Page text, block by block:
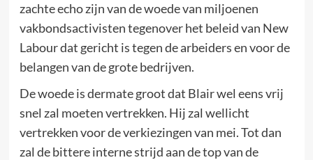
zachte echo zijn van de woede van miljoenen
vakbondsactivisten tegenover het beleid van New
Labour dat gericht is tegen de arbeiders en voor de
belangen van de grote bedrijven.
De woede is dermate groot dat Blair wel eens vrij
snel zal moeten vertrekken. Hij zal wellicht
vertrekken voor de verkiezingen van mei. Tot dan
zal de bittere interne strijd aan de top van de